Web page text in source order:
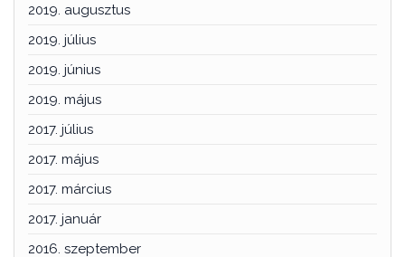
2019. augusztus
2019. július
2019. június
2019. május
2017. július
2017. május
2017. március
2017. január
2016. szeptember